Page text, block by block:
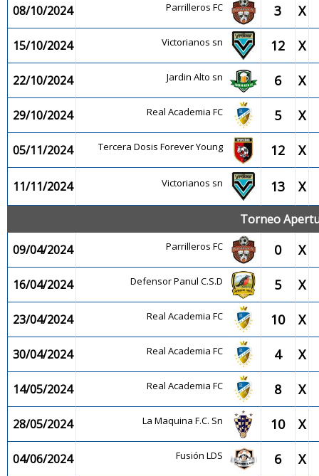
08/10/2024 Parrilleros FC 3 X
15/10/2024 Victorianos sn 12 X
22/10/2024 Jardin Alto sn 6 X
29/10/2024 Real Academia FC 5 X
05/11/2024 Tercera Dosis Forever Young 12 X
11/11/2024 Victorianos sn 13 X
Torneo
09/04/2024
Parrilleros FC 0 X
16/04/2024 Defensor Panul C.S.D 5 X
23/04/2024 Real Academia FC 10 X
30/04/2024 Real Academia FC 4 X
14/05/2024 Real Academia FC 8 X
28/05/2024 La Maquina F.C. Sn 10 X
04/06/2024 Fusión LDS 6 X